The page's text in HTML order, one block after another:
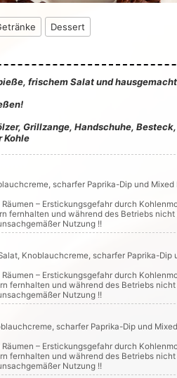
Dessert
frischem Salat und
Grillzange, Handschuhe,
Kohle
scharfer Paprika-Dip und Mixed
– Erstickungsgefahr durch
fernhalten und während des Betriebs
Nutzung !!
Knoblauchcreme, scharfer Paprika-Dip
– Erstickungsgefahr durch
fernhalten und während des Betriebs
Nutzung !!
scharfer Paprika-Dip und
– Erstickungsgefahr durch
fernhalten und während des Betriebs
Nutzung !!